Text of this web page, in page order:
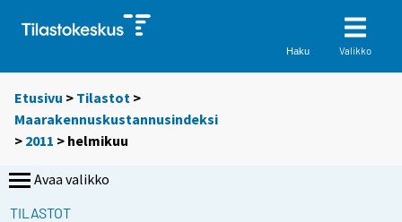
Haku Valikko
Etusivu > Tilastot >
Maarakennuskustannusindeksi
> 2011 > helmikuu
Avaa valikko
TILASTOT